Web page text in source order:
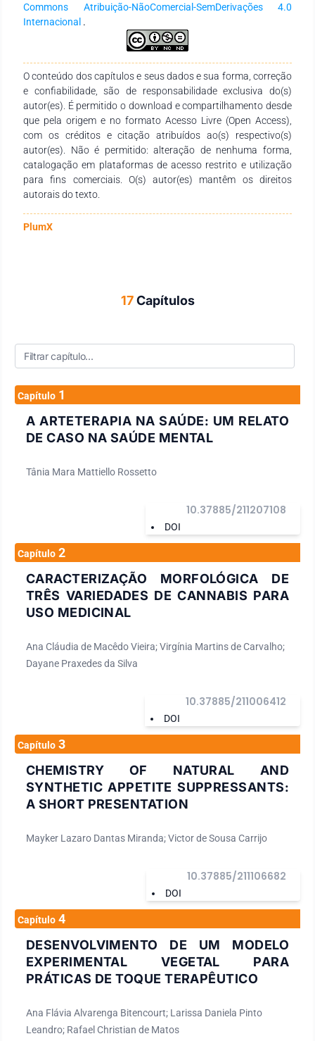
discussões neste espaço formativo. Resulta, também, de
movimentos interinstitucionais e de ações de incentivo à
pesquisa que congregam pesquisadores das mais diversas
áreas do conhecimento e de diferentes Instituições de
Educação Superior públicas e privadas de abrangência
nacional e internacional. Tem como objetivo integrar ações
interinstitucionais nacionais e internacionais com redes de
pesquisa que tenham a finalidade de fomentar a formação
continuada dos profissionais da educação, por meio da
produção e socialização de conhecimentos das diversas
áreas do Saberes. Agradecemos aos autores pelo empenho,
disponibilidade e dedicação para o desenvolvimento e
conclusão dessa obra. Esperamos também que esta obra
sirva de instrumento didático-pedagógico para estudantes,
professores dos diversos níveis de ensino em seus trabalhos e
demais interessados pela temática.
Commons Atribuição-NãoComercial-SemDerivações 4.0
Internacional .
O conteúdo dos capítulos e seus dados e sua forma, correção
e confiabilidade, são de responsabilidade exclusiva do(s)
autor(es). É permitido o download e compartilhamento desde
que pela origem e no formato Acesso Livre (Open Access),
com os créditos e citação atribuídos ao(s) respectivo(s)
autor(es). Não é permitido: alteração de nenhuma forma,
catalogação em plataformas de acesso restrito e utilização
para fins comerciais. O(s) autor(es) mantêm os direitos
autorais do texto.
PlumX
17Capítulos
Capítulo 1
A ARTETERAPIA NA SAÚDE: UM RELATO
DE CASO NA SAÚDE MENTAL
Tânia Mara Mattiello Rossetto
DOI
10.37885/211207108
Capítulo 2
CARACTERIZAÇÃO MORFOLÓGICA DE
TRÊS VARIEDADES DE CANNABIS PARA
USO MEDICINAL
Ana Cláudia de Macêdo Vieira; Virgínia Martins de Carvalho;
Dayane Praxedes da Silva
DOI
10.37885/211006412
Capítulo 3
CHEMISTRY OF NATURAL AND
SYNTHETIC APPETITE SUPPRESSANTS:
A SHORT PRESENTATION
Mayker Lazaro Dantas Miranda; Victor de Sousa Carrijo
DOI
10.37885/211106682
Capítulo 4
DESENVOLVIMENTO DE UM MODELO
EXPERIMENTAL VEGETAL PARA
PRÁTICAS DE TOQUE TERAPÊUTICO
Ana Flávia Alvarenga Bitencourt; Larissa Daniela Pinto
Leandro; Rafael Christian de Matos